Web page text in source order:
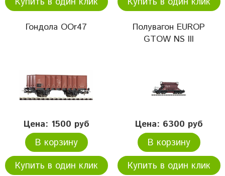
Гондола OOr47
Полувагон EUROP
GTOW NS III
Цена: 1500 руб
В корзину
Купить в один клик
Цена: 6300 руб
В корзину
Купить в один клик